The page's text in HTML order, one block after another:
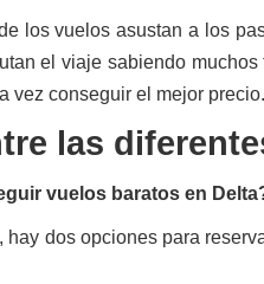
los vuelos asustan a los
el viaje sabiendo
vez conseguir el mejor precio.
las
vuelos baratos en
hay dos opciones para